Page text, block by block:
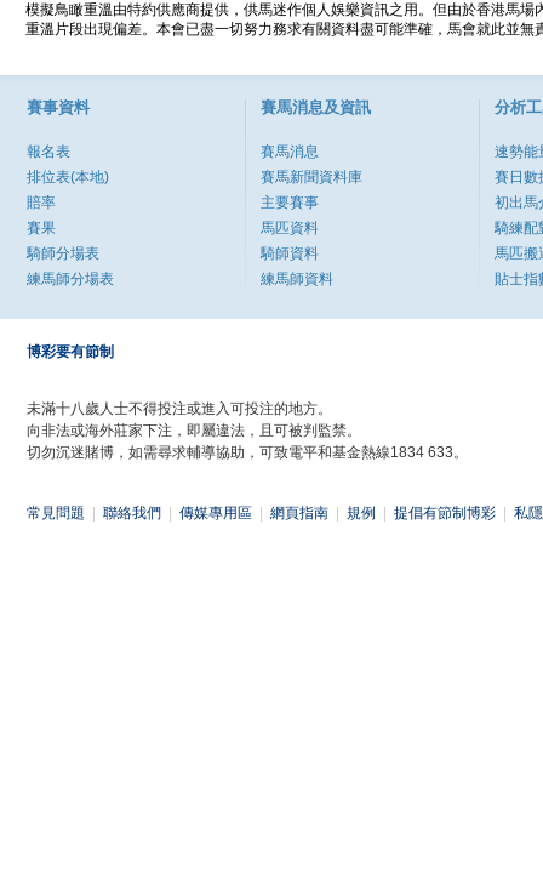
模擬鳥瞰重溫由特約供應商提供，供馬迷作個人娛樂資訊之用。但由於香港馬
重溫片段出現偏差。本會已盡一切努力務求有關資料盡可能準確，馬會就此並
賽事資料
報名表
排位表(本地)
賠率
賽果
騎師分場表
練馬師分場表
賽馬消息及資訊
賽馬消息
賽馬新聞資料庫
主要賽事
馬匹資料
騎師資料
練馬師資料
分析
速勢能
賽日數
初出馬
騎練配
馬匹搬
貼士指
博彩要有節制
未滿十八歲人士不得投注或進入可投注的地方。
向非法或海外莊家下注，即屬違法，且可被判監禁。
切勿沉迷賭博，如需尋求輔導協助，可致電平和基金熱線1834 633。
常見問題 聯絡我們 傳媒專用區 網頁指南 規例 提倡有節制博彩 私